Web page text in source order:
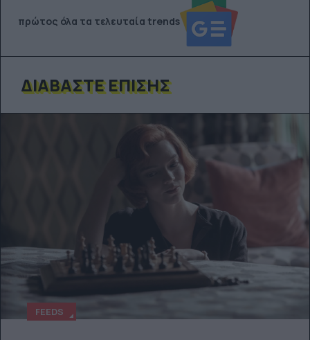
πρώτος όλα τα τελευταία trends
ΔΙΑΒΆΣΤΕ ΕΠΊΣΗΣ
FEEDS